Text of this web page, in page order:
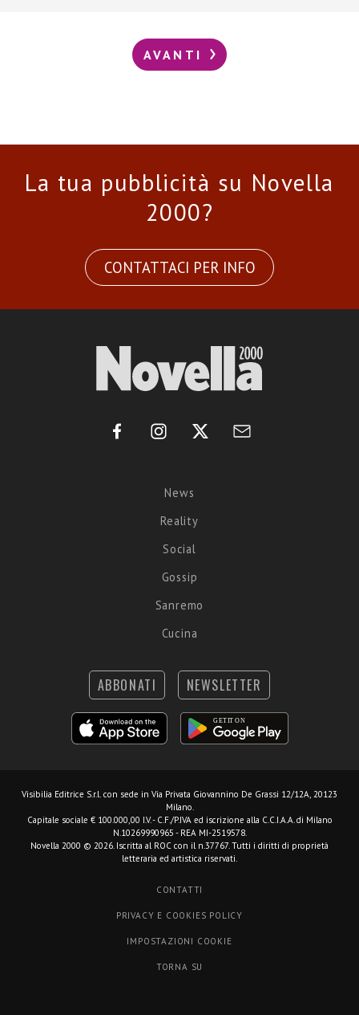
AVANTI
La tua pubblicità su Novella
2000?
CONTATTACI PER INFO
News
Reality
Social
Gossip
Sanremo
Cucina
ABBONATI NEWSLETTER
Visibilia Editrice S.r.l. con sede in Via Privata Giovannino De Grassi 12/12A, 20123
Milano.
Capitale sociale € 100.000,00 I.V. - C.F./P.IVA ed iscrizione alla C.C.I.A.A. di Milano
N.10269990965 - REA MI-2519578.
Novella 2000 © 2026. Iscritta al ROC con il n.37767. Tutti i diritti di proprietà
letteraria ed artistica riservati.
CONTATTI
PRIVACY E COOKIES POLICY
IMPOSTAZIONI COOKIE
TORNA SU